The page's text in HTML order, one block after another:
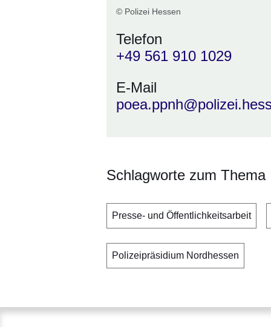
© Polizei Hessen
Telefon
+49 561 910 1029
E-Mail
Schlagworte zum Thema
Presse- und Öffentlichkeitsarbeit
Polizeipräsidium Nordhessen